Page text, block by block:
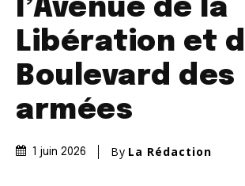
l’Avenue de la
Libération et
Boulevard des
armées
1 juin 2026 By La Rédaction